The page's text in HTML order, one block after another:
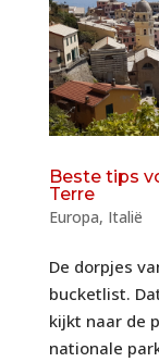
Beste tips
Terre
Europa, Italië
De dorpjes
bucketlist.
kijkt naar de
nationale